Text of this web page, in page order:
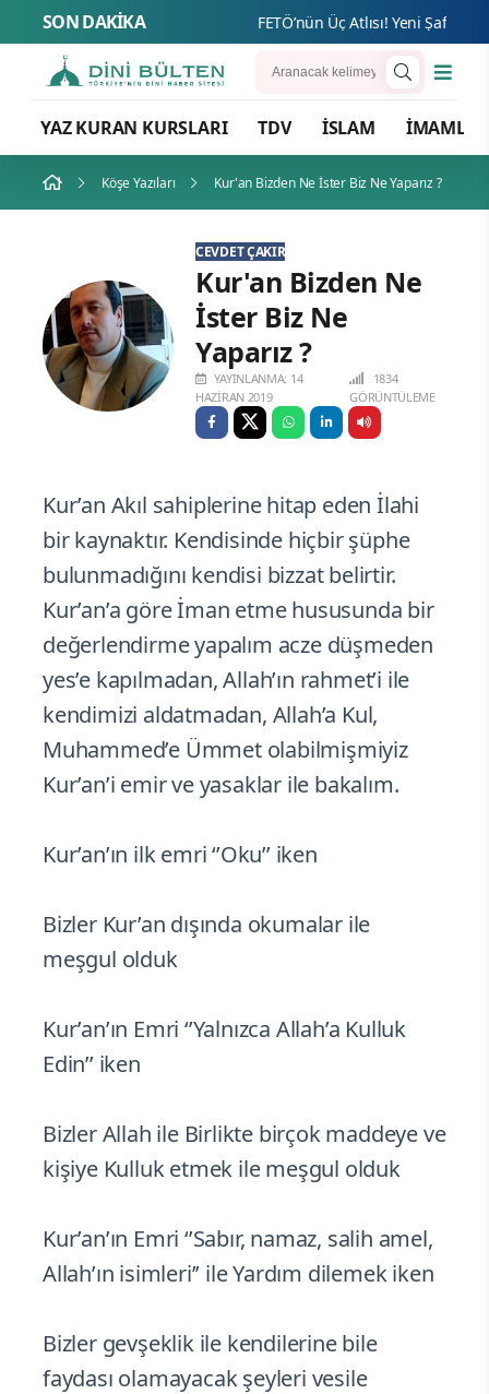
SON DAKİKA
YAZ KURAN KURSLARI TDV İSLAM İMAMLAR
Köşe Yazıları Kur'an Bizden Ne İster Biz Ne Yaparız ?
CEVDET ÇAKIR
Kur'an Bizden Ne
İster Biz Ne
Yaparız ?
YAYINLANMA: 14
HAZIRAN 2019
1834
GÖRÜNTÜLEME
Kur’an Akıl sahiplerine hitap eden İlahi
bir kaynaktır. Kendisinde hiçbir şüphe
bulunmadığını kendisi bizzat belirtir.
Kur’an’a göre İman etme hususunda bir
değerlendirme yapalım acze düşmeden
yes’e kapılmadan, Allah’ın rahmet’i ile
kendimizi aldatmadan, Allah’a Kul,
Muhammed’e Ümmet olabilmişmiyiz
Kur’an’i emir ve yasaklar ile bakalım.
Kur’an’ın ilk emri ‘’Oku’’ iken
Bizler Kur’an dışında okumalar ile
meşgul olduk
Kur’an’ın Emri ‘’Yalnızca Allah’a Kulluk
Edin’’ iken
Bizler Allah ile Birlikte birçok maddeye ve
kişiye Kulluk etmek ile meşgul olduk
Kur’an’ın Emri ‘’Sabır, namaz, salih amel,
Allah’ın isimleri’’ ile Yardım dilemek iken
Bizler gevşeklik ile kendilerine bile
faydası olamayacak şeyleri vesile